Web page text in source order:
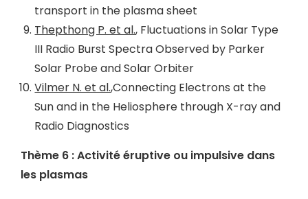
transport in the plasma sheet
Thepthong P. et al., Fluctuations in Solar Type
III Radio Burst Spectra Observed by Parker
Solar Probe and Solar Orbiter
Vilmer N. et al.,Connecting Electrons at the
Sun and in the Heliosphere through X-ray and
Radio Diagnostics
Thème 6 : Activité éruptive ou impulsive dans
les plasmas